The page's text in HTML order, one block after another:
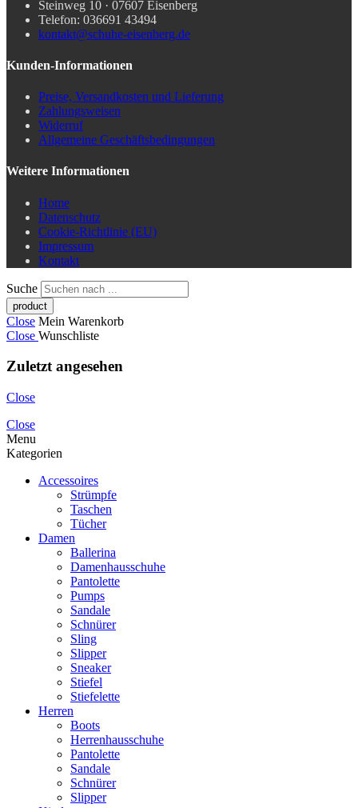
Steinweg 10 · 07607 Eisenberg
Telefon: 036691 43494
kontakt@schuhe-eisenberg.de
Kunden-Informationen
Preise, Versandkosten und Lieferung
Zahlungsweisen
Widerruf
Allgemeine Geschäftsbedingungen
Weitere Informationen
Home
Datenschutz
Cookie-Richtlinie (EU)
Impressum
Kontakt
Suche
Close Mein Warenkorb
Close Wunschliste
Zuletzt angesehen
Close
Close
Menu
Kategorien
Accessoires
Strümpfe
Taschen
Tücher
Damen
Ballerina
Damenhausschuhe
Pantolette
Pumps
Sandale
Schnürer
Sling
Slipper
Sneaker
Stiefel
Stiefelette
Herren
Boots
Herrenhausschuhe
Pantolette
Sandale
Schnürer
Slipper